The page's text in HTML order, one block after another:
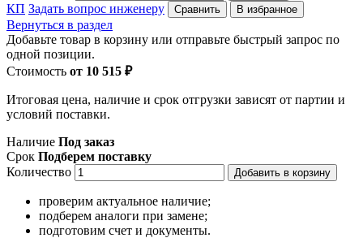
КП Задать вопрос инженеру Сравнить В избранное
Вернуться в раздел
Добавьте товар в корзину или отправьте быстрый запрос по
одной позиции.
Стоимость от 10 515 ₽
Итоговая цена, наличие и срок отгрузки зависят от партии и
условий поставки.
Наличие Под заказ
Срок Подберем поставку
Количество
Добавить в корзину
проверим актуальное наличие;
подберем аналоги при замене;
подготовим счет и документы.